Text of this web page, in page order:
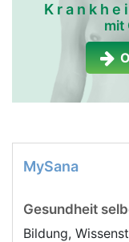
mit
MySana
Gesundheit
Bildung,